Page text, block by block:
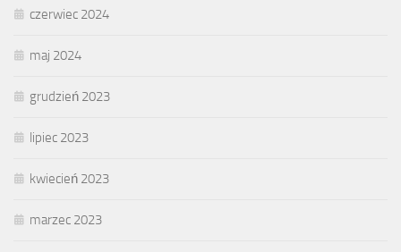
czerwiec 2024
maj 2024
grudzień 2023
lipiec 2023
kwiecień 2023
marzec 2023